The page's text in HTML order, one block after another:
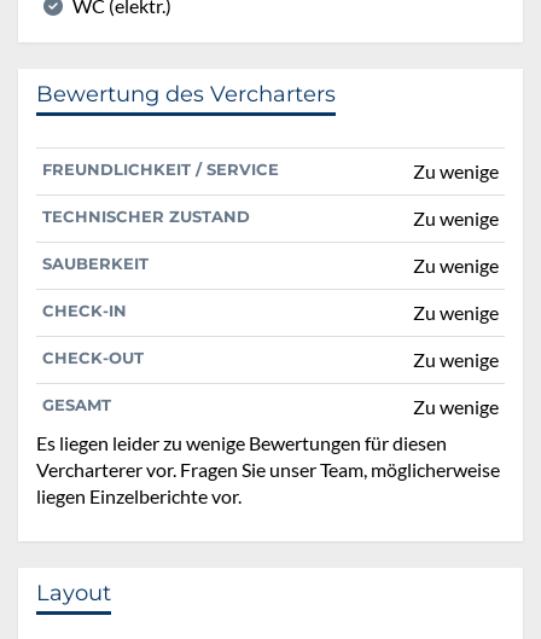
WC (elektr.)
Bewertung des Vercharters
FREUNDLICHKEIT / SERVICE Zu wenige
TECHNISCHER ZUSTAND Zu wenige
SAUBERKEIT Zu wenige
CHECK-IN Zu wenige
CHECK-OUT Zu wenige
GESAMT
Zu wenige
Es liegen leider zu wenige Bewertungen für diesen
Vercharterer vor. Fragen Sie unser Team, möglicherweise
liegen Einzelberichte vor.
Layout